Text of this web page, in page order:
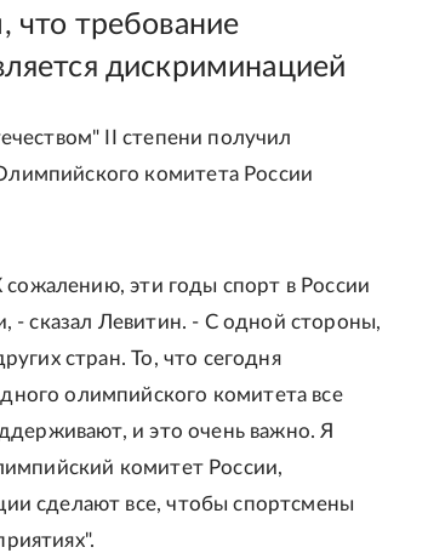
что требование
дискриминацией
II степени получил
комитета России
сожалению, эти годы спорт в России
- сказал Левитин. - С одной стороны,
стран. То, что сегодня
олимпийского комитета все
и это очень важно. Я
комитет России,
сделают все, чтобы спортсмены